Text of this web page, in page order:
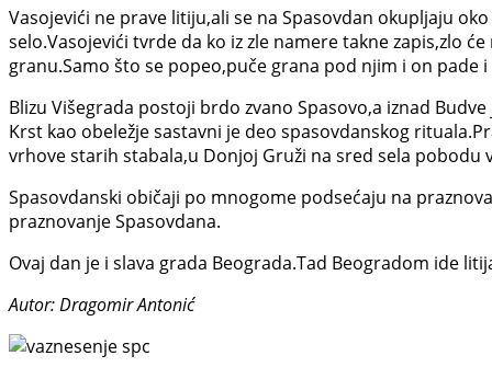
Vasojevići ne prave litiju,ali se na Spasovdan okupljaju
selo.Vasojevići tvrde da ko iz zle namere takne zapis,zlo
granu.Samo što se popeo,puče grana pod njim i on pade
Blizu Višegrada postoji brdo zvano Spasovo,a iznad
Krst kao obeležje sastavni je deo spasovdanskog
vrhove starih stabala,u Donjoj Gruži na sred sela pobodu
Spasovdanski običaji po mnogome podsećaju na
praznovanje Spasovdana.
Ovaj dan je i slava grada Beograda.Tad Beogradom ide
Autor: Dragomir Antonić